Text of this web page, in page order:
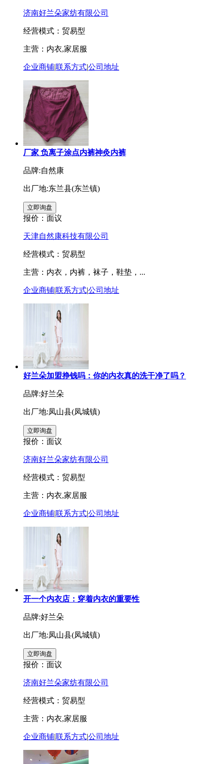
济南好兰朵家纺有限公司
经营模式：贸易型
主营：内衣,家居服
企业商铺|联系方式|公司地址
厂家 负离子涂点内裤神灸内裤
品牌:自然康
出厂地:东兰县(东兰镇)
报价： 面议
天津自然康科技有限公司
经营模式：贸易型
主营：内衣，内裤，袜子，鞋垫，...
企业商铺|联系方式|公司地址
好兰朵加盟挣钱吗：你的内衣真的洗干净了吗？
品牌:好兰朵
出厂地:凤山县(凤城镇)
报价： 面议
济南好兰朵家纺有限公司
经营模式：贸易型
主营：内衣,家居服
企业商铺|联系方式|公司地址
开一个内衣店：穿着内衣的重要性
品牌:好兰朵
出厂地:凤山县(凤城镇)
报价： 面议
济南好兰朵家纺有限公司
经营模式：贸易型
主营：内衣,家居服
企业商铺|联系方式|公司地址